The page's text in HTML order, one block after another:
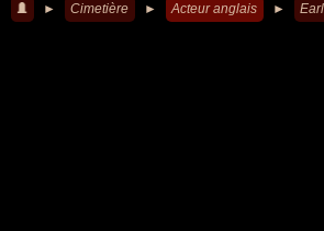
► Cimetière ► Acteur anglais ►